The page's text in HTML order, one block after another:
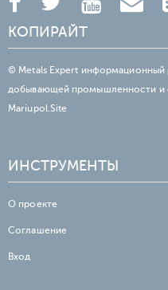
КОПИРАЙТ
© Metals Expert информационный
добывающей промышленности и
Mariupol.Site
ИНСТРУМЕНТЫ
О проекте
Соглашение
Вход